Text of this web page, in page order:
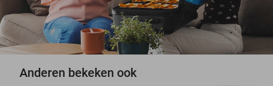
Anderen bekeken ook